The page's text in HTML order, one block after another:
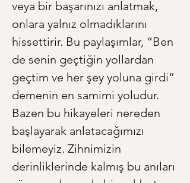
veya bir başarınızı anlatmak,
onlara yalnız olmadıklarını
hissettirir. Bu paylaşımlar, “Ben
de senin geçtiğin yollardan
geçtim ve her şey yoluna girdi”
demenin en samimi yoludur.
Bazen bu hikayeleri nereden
başlayarak anlatacağımızı
bilemeyiz. Zihnimizin
derinliklerinde kalmış bu anıları